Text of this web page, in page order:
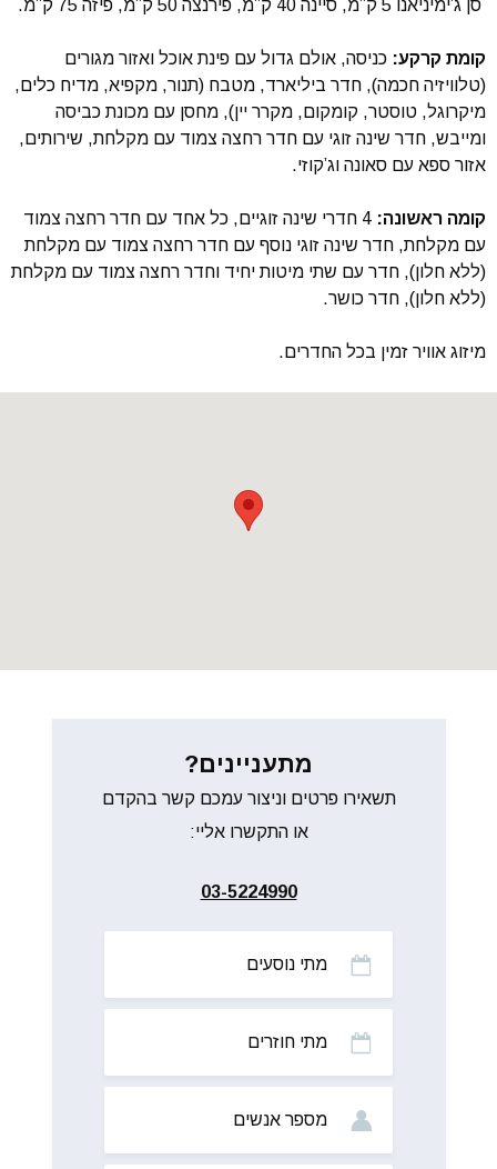
סן ג’ימיניאנו 5 ק”מ, סיינה 40 ק”מ, פירנצה 50 ק”מ, פיזה 75 ק”מ.
קומת קרקע: כניסה, אולם גדול עם פינת אוכל ואזור מגורים
(טלוויזיה חכמה), חדר ביליארד, מטבח (תנור, מקפיא, מדיח כלים,
מיקרוגל, טוסטר, קומקום, מקרר יין), מחסן עם מכונת כביסה
ומייבש, חדר שינה זוגי עם חדר רחצה צמוד עם מקלחת, שירותים,
אזור ספא עם סאונה וג’קוזי.
קומה ראשונה:
4 חדרי שינה זוגיים, כל אחד עם חדר רחצה צמוד
עם מקלחת, חדר שינה זוגי נוסף עם חדר רחצה צמוד עם מקלחת
(ללא חלון), חדר עם שתי מיטות יחיד וחדר רחצה צמוד עם מקלחת
(ללא חלון), חדר כושר.
מיזוג אוויר זמין בכל החדרים.
מתעניינים?
תשאירו פרטים וניצור עמכם קשר בהקדם
או התקשרו אליי:
03-5224990
אנשים